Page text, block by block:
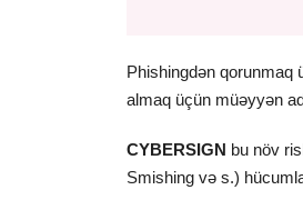
Phishingdən qorunmaq
almaq üçün müəyyən
CYBERSIGN bu növ
Smishing və s.)